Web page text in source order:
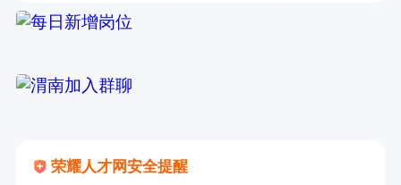
荣耀人才网安全提醒